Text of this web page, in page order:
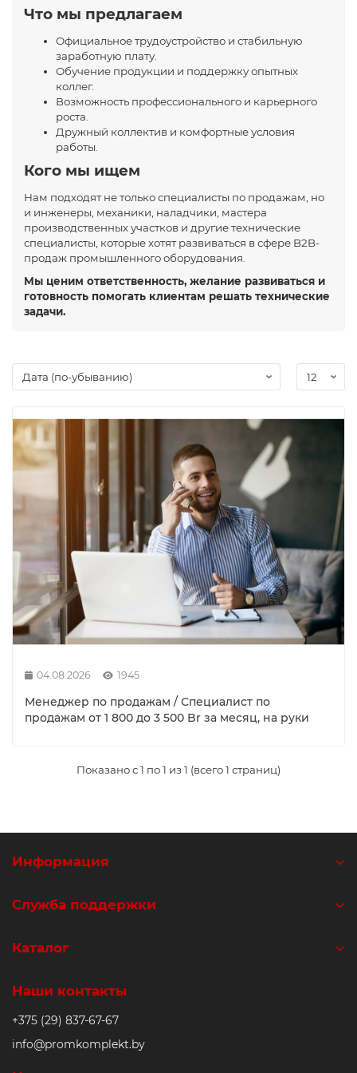
Роликовые подшипники
Профильные направляющие THK
Профильные направляющие INA
Цилиндрические направляющие
Шарнирные (карданные) соединения
Фиксирующие элементы
Механические элементы
Шарниры и муфты, Редукторы
Выравнивающие опоры
Замки
Шарнирные, механические фиксаторы и натяжные
Аксессуары для гидравлики
Ролики и колёса
Магниты удерживающие
Конвейерные компоненты
Компоненты линейного движения
Алюминиевые профили
Вакуумные компоненты
Станочные приспособления
Что мы предлагаем
Официальное трудоустройство и стабильную
заработную плату.
Обучение продукции и поддержку опытных
коллег.
Возможность профессионального и карьерного
роста.
Дружный коллектив и комфортные условия
работы.
Кого мы ищем
Нам подходят не только специалисты по продажам, но
и инженеры, механики, наладчики, мастера
производственных участков и другие технические
специалисты, которые хотят развиваться в сфере B2B-
продаж промышленного оборудования.
Мы ценим ответственность, желание развиваться и
готовность помогать клиентам решать технические
задачи.
04.08.2026 1945
Менеджер по продажам / Специалист по
продажам от 1 800 до 3 500 Br за месяц, на руки
Показано с 1 по 1 из 1 (всего 1 страниц)
Информация
Служба поддержки
Каталог
Наши контакты
+375 (29) 837-67-67
info@promkomplekt.by